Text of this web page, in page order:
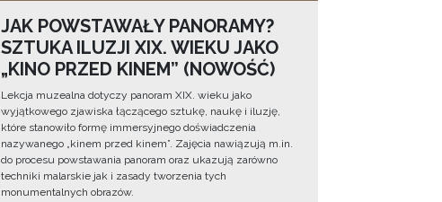
JAK POWSTAWAŁY PANORAMY?
SZTUKA ILUZJI XIX. WIEKU JAKO
„KINO PRZED KINEM” (NOWOŚĆ)
Lekcja muzealna dotyczy panoram XIX. wieku jako
wyjątkowego zjawiska łączącego sztukę, naukę i iluzję,
które stanowiło formę immersyjnego doświadczenia
nazywanego „kinem przed kinem”. Zajęcia nawiązują m.in.
do procesu powstawania panoram oraz ukazują zarówno
techniki malarskie jak i zasady tworzenia tych
monumentalnych obrazów.